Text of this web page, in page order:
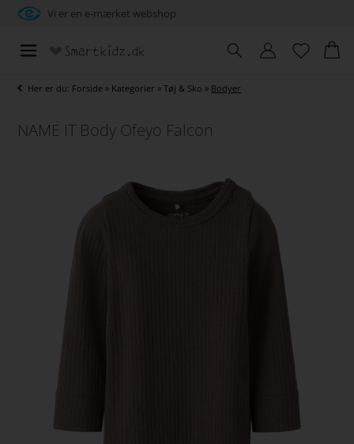
Vi er en e-mærket webshop
Her er du: Forside » Kategorier »Tøj & Sko » Bodyer
NAME IT Body Ofeyo Falcon